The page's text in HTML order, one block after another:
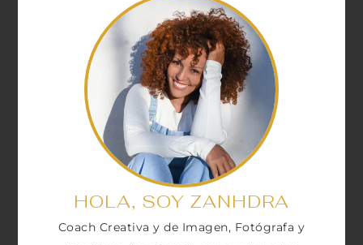
HOLA, SOY ZANHDRA
Coach Creativa y de Imagen, Fotógrafa y